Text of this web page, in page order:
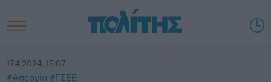
17.4.2024, 15:07
#Απεργία #ΓΣΕΕ